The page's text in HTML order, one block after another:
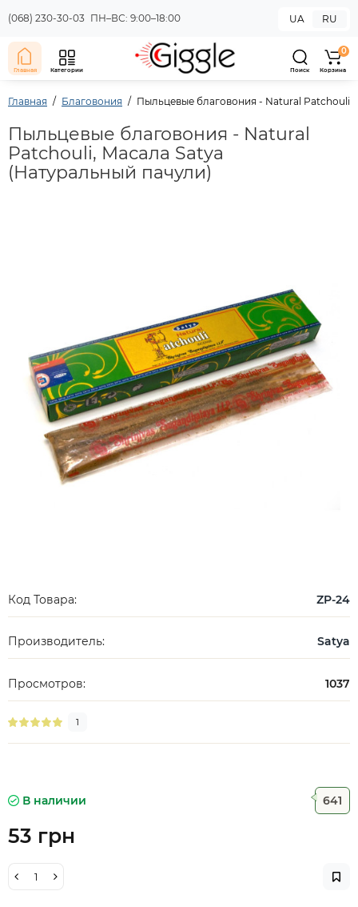
(068) 230-30-03 ПН–ВС: 9:00–18:00 UA RU
Главная Категории Поиск
0
Корзина
Главная Благовония Пыльцевые благовония - Natural Patchouli,
Пыльцевые благовония - Natural
Patchouli, Масала Satya
(Натуральный пачули)
Код Товара: ZP-24
Производитель: Satya
Просмотров: 1037
1
В наличии 641
53 грн